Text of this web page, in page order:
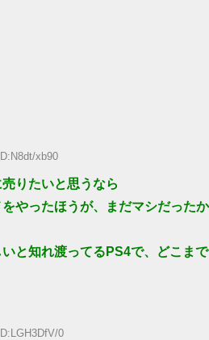
xb90
りたいと思うなら
やったほうが、まだマシだったか
と知れ渡ってるPS4で、どこまで
0